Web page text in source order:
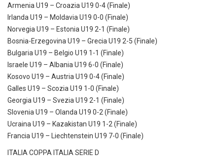
Armenia U19 – Croazia U19 0-4 (Finale)
Irlanda U19 – Moldavia U19 0-0 (Finale)
Norvegia U19 – Estonia U19 2-1 (Finale)
Bosnia-Erzegovina U19 – Grecia U19 2-5 (Finale)
Bulgaria U19 – Belgio U19 1-1 (Finale)
Israele U19 – Albania U19 6-0 (Finale)
Kosovo U19 – Austria U19 0-4 (Finale)
Galles U19 – Scozia U19 1-0 (Finale)
Georgia U19 – Svezia U19 2-1 (Finale)
Slovenia U19 – Olanda U19 0-2 (Finale)
Ucraina U19 – Kazakistan U19 1-2 (Finale)
Francia U19 – Liechtenstein U19 7-0 (Finale)
ITALIA COPPA ITALIA SERIE D